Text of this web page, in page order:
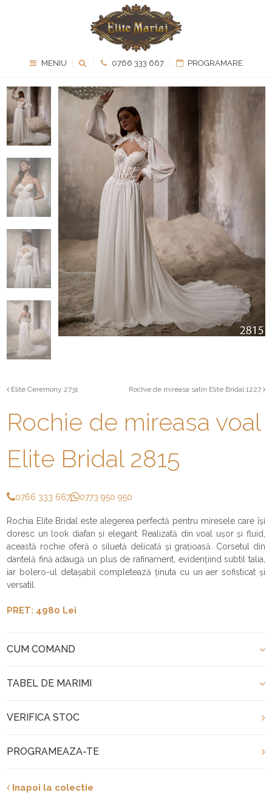
MENIU 0766 333 667 PROGRAMARE
Elite Ceremony 2731 Rochie de mireasa satin Elite Bridal 1227
Rochie de mireasa voal
Elite Bridal 2815
0766 333 667 0773 950 950
Rochia Elite Bridal este alegerea perfectă pentru miresele care își
doresc un look diafan și elegant. Realizată din voal ușor și fluid,
această rochie oferă o siluetă delicată și grațioasă. Corsetul din
dantelă fină adaugă un plus de rafinament, evidențiind subtil talia,
iar bolero-ul detașabil completează ținuta cu un aer sofisticat și
versatil.
PRET: 4980 Lei
CUM COMAND
TABEL DE MARIMI
VERIFICA STOC
PROGRAMEAZA-TE
Inapoi la colectie